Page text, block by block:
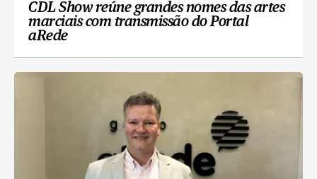
CDL Show reúne grandes nomes das artes
marciais com transmissão do Portal
aRede